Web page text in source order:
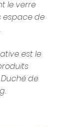
le verre
espace de
est le
de